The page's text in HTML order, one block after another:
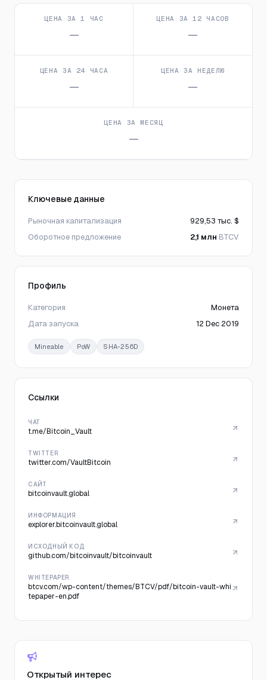
ЦЕНА ЗА 1 ЧАС
—
ЦЕНА ЗА 12 ЧАСОВ
—
ЦЕНА ЗА 24 ЧАСА
—
ЦЕНА ЗА НЕДЕЛЮ
—
ЦЕНА ЗА МЕСЯЦ
—
Ключевые данные
Рыночная капитализация
929,53 тыс. $
Оборотное предложение
2,1 млн BTCV
Профиль
Категория
Монета
Дата запуска
12 Dec 2019
Mineable PoW SHA-256D
Ссылки
ЧАТ
t.me/Bitcoin_Vault
TWITTER
twitter.com/VaultBitcoin
САЙТ
bitcoinvault.global
ИНФОРМАЦИЯ
explorer.bitcoinvault.global
ИСХОДНЫЙ КОД
github.com/bitcoinvault/bitcoinvault
WHITEPAPER
btcv.com/wp-content/themes/BTCV/pdf/bitcoin-vault-whi
tepaper-en.pdf
Открытый интерес